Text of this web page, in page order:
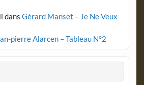
dans Gérard Manset – Je Ne Veux
pierre Alarcen – Tableau N°2